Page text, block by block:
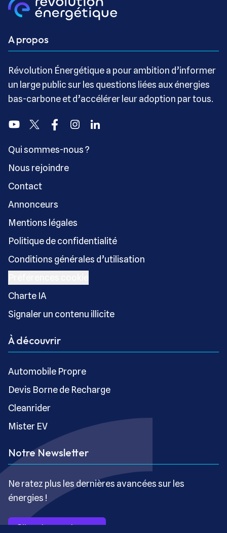
A propos
Révolution Énergétique a pour ambition d’informer
un large public sur les questions liées aux énergies
bas-carbone et d’accélérer leur adoption par tous.
YoutubeTwitter FacebookInstagramLinkedin
Qui sommes-nous ?
Nous rejoindre
Contact
Annonceurs
Mentions légales
Politique de confidentialité
Conditions générales d’utilisation
Charte IA
Signaler un contenu illicite
À découvrir
Automobile Propre
Devis Borne de Recharge
Cleanrider
Mister EV
Notre Newsletter
Ne ratez plus les dernières avancées sur les
énergies !
S’inscrire gratuitement